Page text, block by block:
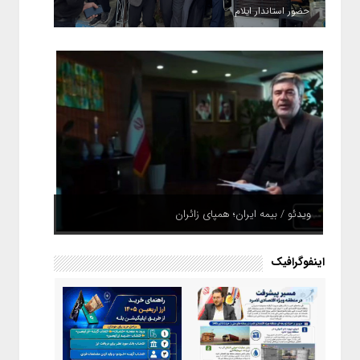
حضور استاندار ایلام
ویدئو / بیمه ایران؛ همپای زائران
اینفوگرافیک